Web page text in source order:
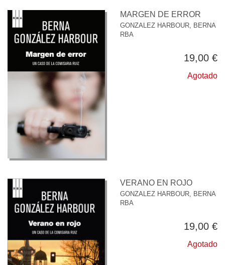
MARGEN DE ERROR
GONZALEZ HARBOUR, BERNA
RBA
19,00 €
Agotado
VERANO EN ROJO
GONZALEZ HARBOUR, BERNA
RBA
19,00 €
Agotado